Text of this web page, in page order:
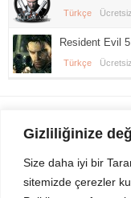
Gizliliğinize
Size daha iyi bir
sitemizde çerezler
Türkçe Ücretsiz
Resident Evil
Türkçe Ücretsiz
Gezi Seyahat indirvip apk
Sitemizden Son sürüm